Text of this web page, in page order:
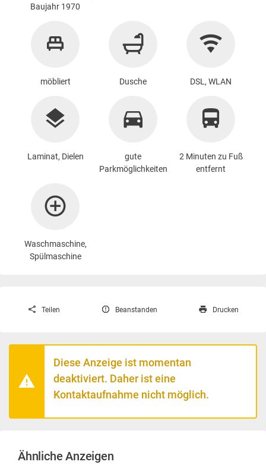
Baujahr 1970
möbliert Dusche DSL, WLAN
Laminat, Dielen
gute
Parkmöglichkeiten
2 Minuten zu Fuß
entfernt
Waschmaschine,
Spülmaschine
Teilen Beanstanden Drucken
Diese Anzeige ist momentan
deaktiviert. Daher ist eine
Kontaktaufnahme nicht möglich.
Ähnliche Anzeigen